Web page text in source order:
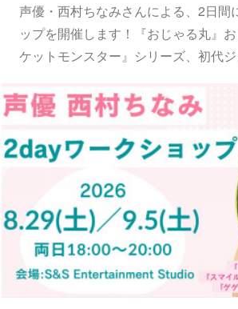
声優・西村ちなみさんによる、2日間
ップを開催します！『おじゃる丸』
ケットモンスター』シリーズ、初代